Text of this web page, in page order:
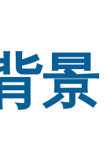
景